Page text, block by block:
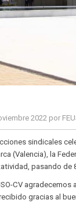
2022 por
sindicales
(Valencia), la
pasando de
CV
gracias al